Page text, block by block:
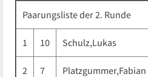
Paarungsliste der 2. Runde
1 10 Schulz,Lukas
2 7 Platzgummer,Fabian